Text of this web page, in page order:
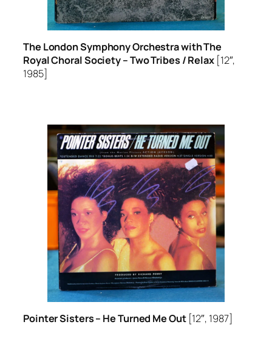
The London Symphony Orchestra with The
Royal Choral Society –Two Tribes / Relax[12″,
1985]
Pointer Sisters – He Turned Me Out[12″, 1987]